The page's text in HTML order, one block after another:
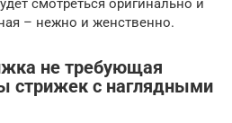
смотреться оригинально и
– нежно и женственно.
не требующая
стрижек с наглядными